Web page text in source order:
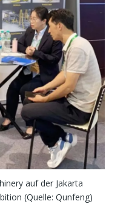
auf der Jakarta
(Quelle: Qunfeng)